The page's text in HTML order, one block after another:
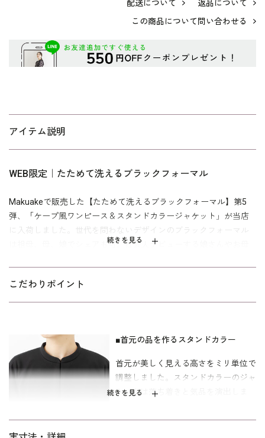
配送について
返品について
この商品について問い合わせる
アイテム説明
続きを見る
WEB限定｜たためて洗えるブラックフォーマル
Makuakeで販売した【たためて洗えるブラックフォーマル】第5
弾、「ケープ風ワンピース＆スタンドカラージャケット」が当店
に入荷しました。世代を問わないデザインのブラックフォーマル
は祖母、母、娘でシェアも可。社会人デビューする娘さんやお母
スタンドカラーのジャケットは落ち着きと気品を演出。短め丈で
ワンピースはクラシカルなボレロをケープ風にアレンジ。裾ライ
ンにフレアを効かせ大人のかわいさを表現しました。 前開きファ
スナーやアームフリー仕様、両脇ポケットなど、着心地にもこだ
わっています。全ての女性をさりげなく、可愛らしく見せてしま
使用した素材は、フォーマルではめずらしいニット素材。伸びが
こだわりポイント
続きを見る
■首元の品を作るスタンドカラー
首元が美しく見える高さをミリ単位で
調整しました。スタンドカラーのジャ
ケットは落ち着きと気品を演出しま